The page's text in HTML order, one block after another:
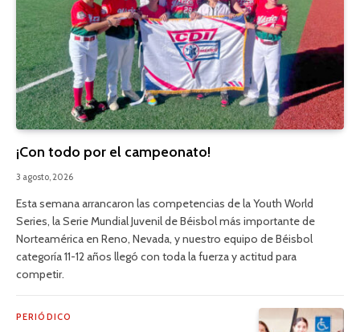
¡Con todo por el campeonato!
3 agosto, 2026
Esta semana arrancaron las competencias de la Youth World
Series, la Serie Mundial Juvenil de Béisbol más importante de
Norteamérica en Reno, Nevada, y nuestro equipo de Béisbol
categoría 11-12 años llegó con toda la fuerza y actitud para
competir.
PERIÓDICO